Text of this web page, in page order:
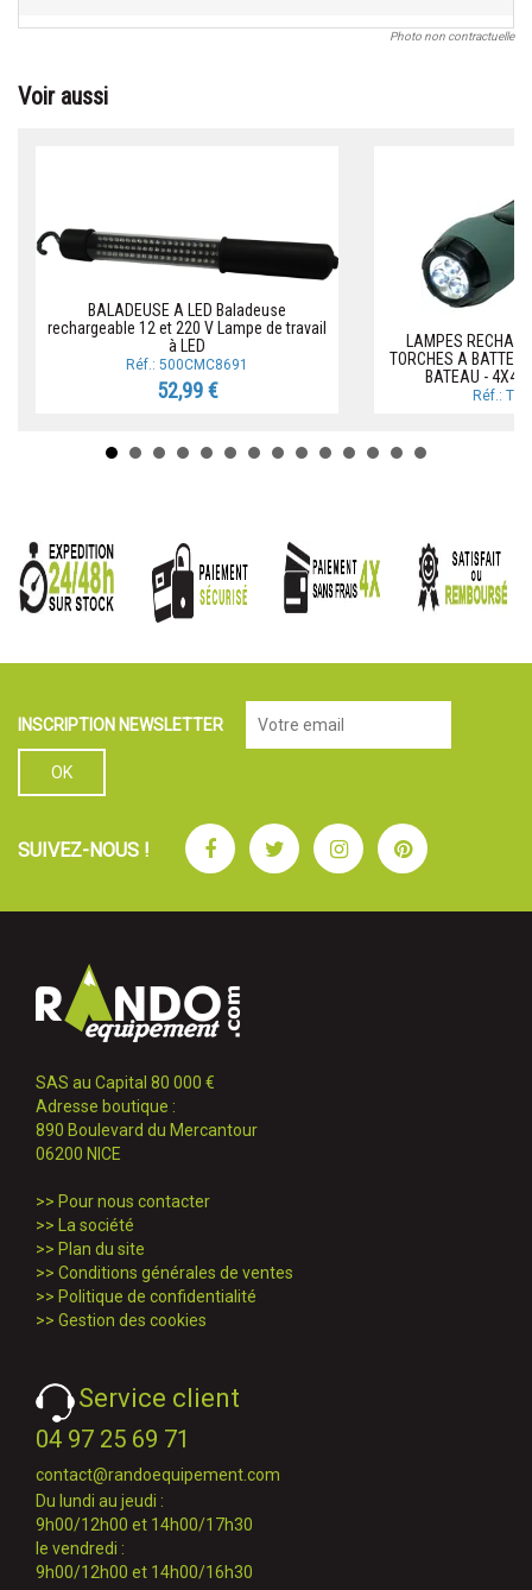
Photo non contractuelle
Voir aussi
BALADEUSE A LED Baladeuse
rechargeable 12 et 220 V Lampe de travail
à LED
Réf.: 500CMC8691
52,99 €
LAMPES
TORCHES A
BATEAU - 4X4 -
Réf.:
INSCRIPTION NEWSLETTER
SUIVEZ-NOUS ! FacebookTwitterInstagramPinterest
SAS au Capital 80 000 €
Adresse boutique :
890 Boulevard du Mercantour
06200 NICE
>> Pour nous contacter
>>
La société
>> Plan du site
>> Conditions générales de ventes
>> Politique de confidentialité
>> Gestion des cookies
Service client
04 97 25 69 71
contact@randoequipement.com
Du lundi au jeudi :
9h00/12h00 et 14h00/17h30
le vendredi :
9h00/12h00 et 14h00/16h30